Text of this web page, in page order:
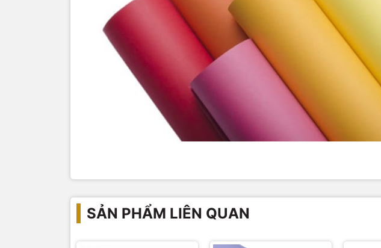
SẢN PHẨM LIÊN QUAN